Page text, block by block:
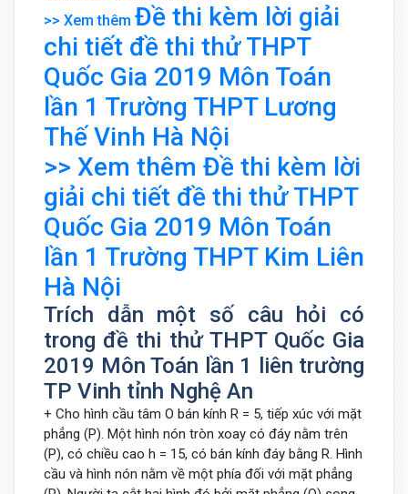
>> Xem thêm Đề thi kèm lời giải
chi tiết đề thi thử THPT
Quốc Gia 2019 Môn Toán
lần 1 Trường THPT Lương
Thế Vinh Hà Nội
>> Xem thêm Đề thi kèm lời
giải chi tiết đề thi thử THPT
Quốc Gia 2019 Môn Toán
lần 1 Trường THPT Kim Liên
Hà Nội
Trích dẫn một số câu hỏi có
trong đề thi thử THPT Quốc Gia
2019 Môn Toán lần 1 liên trường
TP Vinh tỉnh Nghệ An
+ Cho hình cầu tâm O bán kính R = 5, tiếp xúc với mặt
phẳng (P). Một hình nón tròn xoay có đáy nằm trên
(P), có chiều cao h = 15, có bán kính đáy bằng R. Hình
cầu và hình nón nằm về một phía đối với mặt phẳng